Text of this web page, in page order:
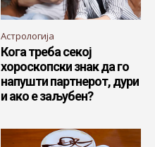
Астрологија
Кога треба секој
хороскопски знак да го
напушти партнерот, дури
и ако е заљубен?